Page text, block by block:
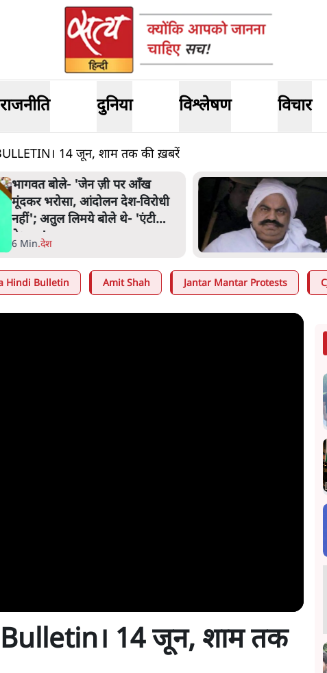
राजनीति दुनिया विश्लेषण विचार
14 जून, शाम तक की ख़बरें
भागवत बोले- 'जेन ज़ी पर आँख
मूंदकर भरोसा, आंदोलन देश-विरोधी
नहीं'; अतुल लिमये बोले थे- 'एंटी
नेशनल'
6 Min.देश
Hindi Bulletin Amit Shah Jantar Mantar Protests
14 जून, शाम तक